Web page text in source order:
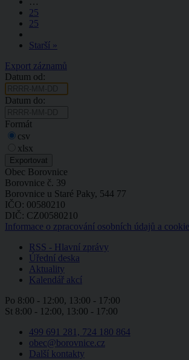
25
25
Starší »
Export záznamů
Datum od:
Datum do:
Formát
csv
xlsx
Obec Borovnice
Borovnice č. 39
Borovnice u Staré Paky, 544 77
IČO: 00580210
DIČ: CZ00580210
Informace o zpracování osobních údajů a
RSS - Hlavní zprávy
Úřední deska
Aktuality
Kalendář akcí
Po 8:00 - 12:00, 13:00 - 17:00
St 8:00 - 12:00, 13:00 - 17:00
499 691 281, 724 180 864
obec@borovnice.cz
Další kontakty